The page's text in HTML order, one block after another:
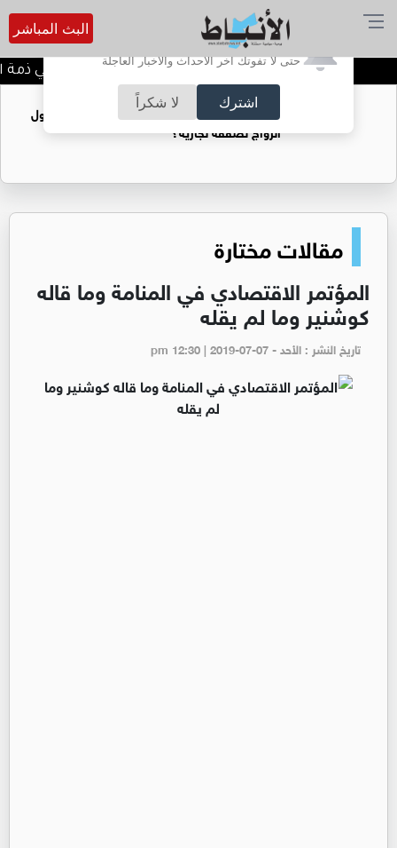
أترغب في تفعيل الإشعارات؟
حتى لا تفوتك آخر الأحداث والأخبار العاجلة
اشترك لا شكراً
البث المباشر
الحاجة خالدة محمود الكرمي في ذمة الله
فتيات يستغللنه لتحقيق مكاسب مادية.. هل تحول
الزواج لصفقة تجارية؟
مقالات مختارة
المؤتمر الاقتصادي في المنامة وما قاله
كوشنير وما لم يقله
تاريخ النشر : الأحد - pm 12:30 | 2019-07-07